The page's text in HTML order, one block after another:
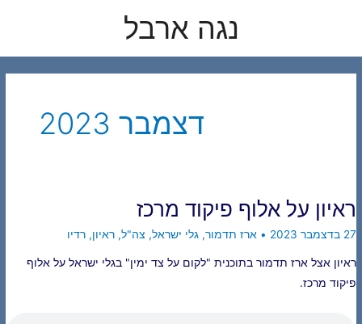
נגה ארבל
דצמבר 2023
ראיון על אלוף פיקוד מרכז
27 בדצמבר 2023 • ארז תדמור, גלי ישראל, צה"ל, ראיון, רדיו
ראיון אצל ארז תדמור בתוכנית "לקום על צד ימין" בגלי ישראל על אלוף
פיקוד מרכז.